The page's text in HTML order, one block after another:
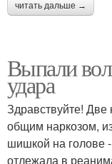
читать дальше →
Выпали
удара
Здравствуйте!
общим наркозом,
шишкой на голове
отлежала в